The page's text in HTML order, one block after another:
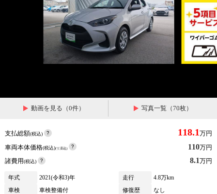
動画を見る（0件） 写真一覧（70枚）
支払総額(税込) 118.1 万円
車両本体価格(税込)(リ済込) 110万円
諸費用(税込) 8.1万円
年式 2021(令和3)年 走行
4.8万km
車検
車検整備付 修復歴
なし